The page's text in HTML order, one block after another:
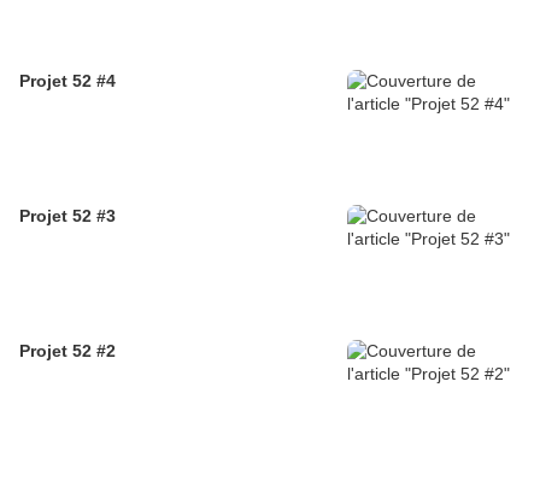
Projet 52 #4
Projet 52 #3
Projet 52 #2